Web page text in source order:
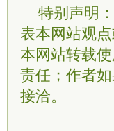
特别声明
表本网站观
本网站转载
责任；作者
接洽。